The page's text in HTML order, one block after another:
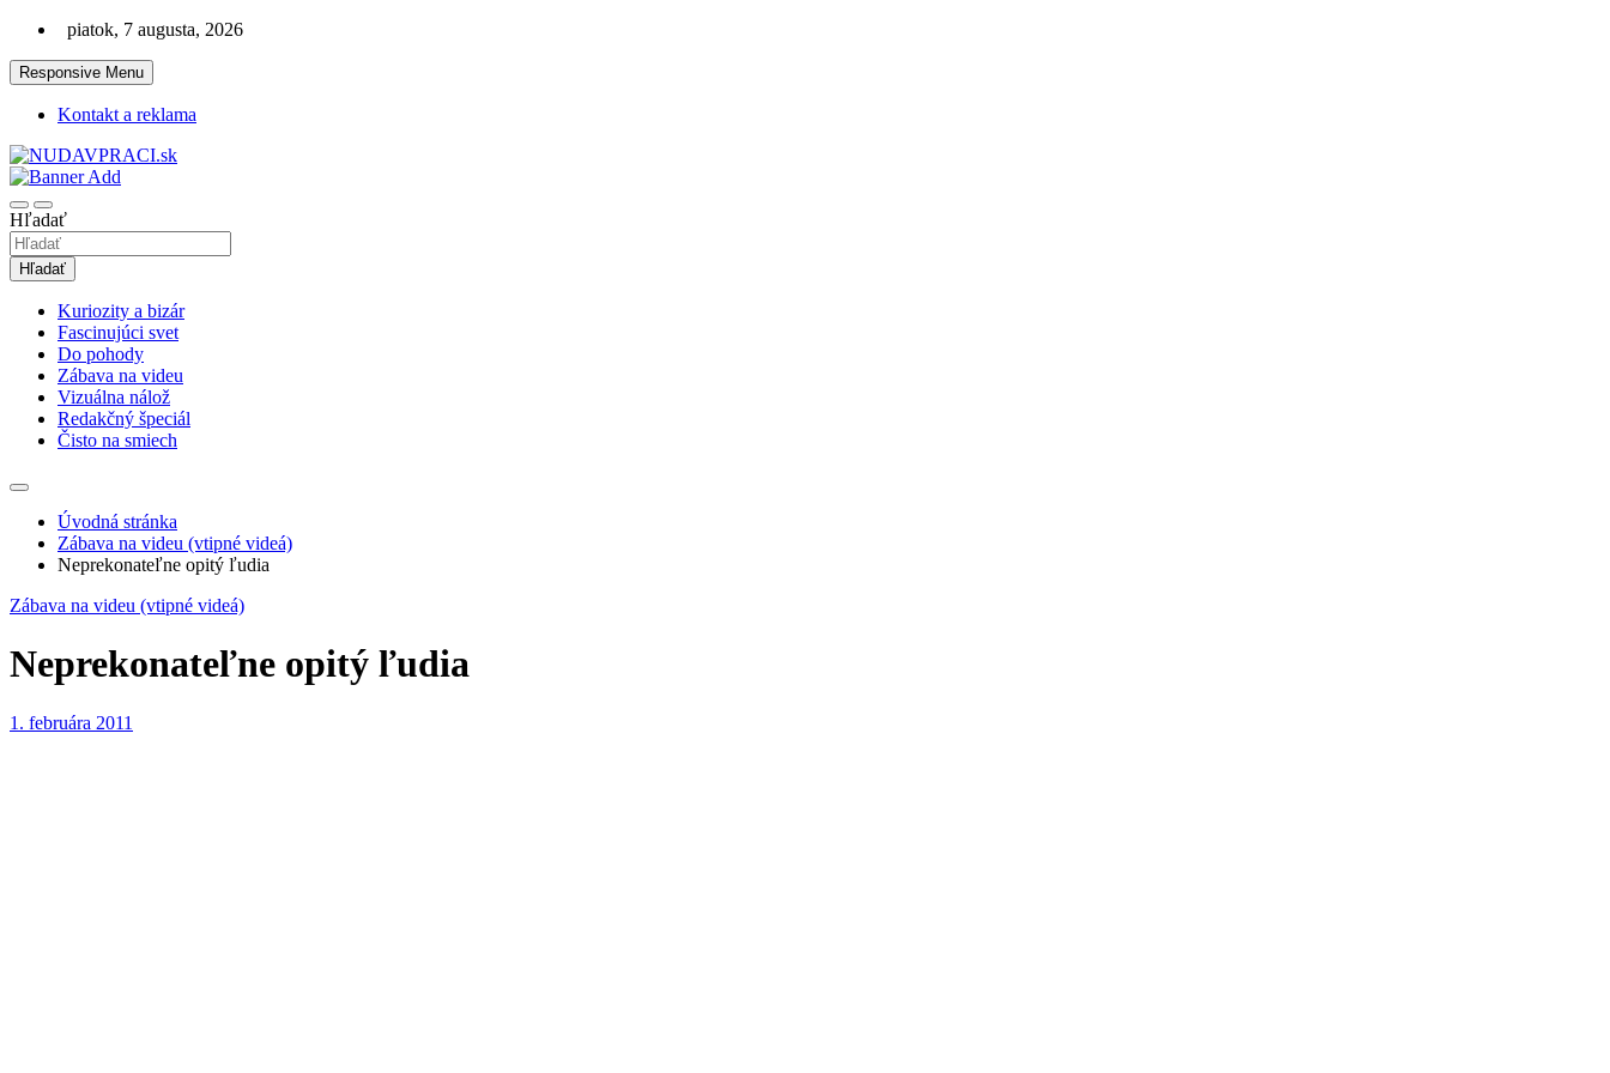
Skip
content
piatok, 7 augusta, 2026
Responsive Menu
Kontakt a reklama
nudaVpráci.sk
Hľadať
Hľadať
Kuriozity a bizár
Fascinujúci svet
Do pohody
Zábava na videu
Vizuálna nálož
Redakčný špeciál
Čisto na smiech
Úvodná stránka
Zábava na videu (vtipné videá)
Neprekonateľne opitý ľudia
Zábava na videu (vtipné videá)
Neprekonateľne opitý ľudia
1. februára 2011